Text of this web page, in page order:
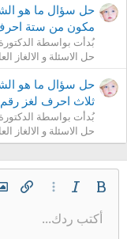
حل سؤال ما هو
مكون من ستة احرف لغز رقم 46
بُدأت بواسطة
حل الاسئلة و الالغاز
حل سؤال ما هو
ثلاث احرف لغز رقم 52 لعبة الغاز ذكاء
بُدأت بواسطة
حل الاسئلة و الالغاز
غامق مائل خياراتإدراج
حجم الخط
9
لون النصعائلة الخط الإبتسامات
إقتباسميديا إعادة تبديل الـ BB codeإزالة التنسيقأكتب ردك...